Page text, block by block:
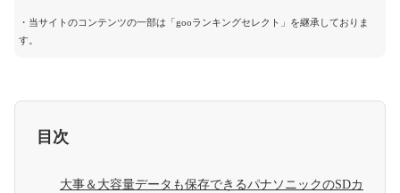
・当サイトのコンテンツの一部は「gooランキングセレクト」を継承しておりま
す。
目次
大事＆大容量データも保存できるパナソニックのSDカ